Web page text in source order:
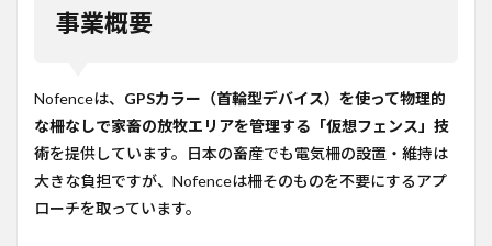
てい
るか
的な
柵が
抱え
る課
題
4.2
事業概要
Nofenceは、 GPSカラー（首輪型デバイス）を使って物理的
な柵なしで家畜の放牧エリアを管理する「仮想フェンス」技
術を提供しています。日本の畜産でも電気柵の設置・維持は
大きな負担ですが、Nofenceは柵そのものを不要にするアプ
ローチを取っています。